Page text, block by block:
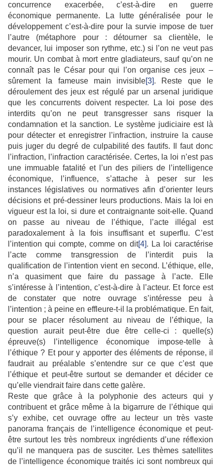
concurrence exacerbée, c’est-à-dire en guerre
économique permanente. La lutte généralisée pour le
développement c’est-à-dire pour la survie impose de tuer
l’autre (métaphore pour : détourner sa clientèle, le
devancer, lui imposer son rythme, etc.) si l’on ne veut pas
mourir. Un combat à mort entre gladiateurs, sauf qu’on ne
connaît pas le César pour qui l’on organise ces jeux –
sûrement la fameuse main invisible[3]. Reste que le
déroulement des jeux est régulé par un arsenal juridique
que les concurrents doivent respecter. La loi pose des
interdits qu’on ne peut transgresser sans risquer la
condamnation et la sanction. Le système judiciaire est là
pour détecter et enregistrer l’infraction, instruire la cause
puis juger du degré de culpabilité des fautifs. Il faut donc
l’infraction, l’infraction caractérisée. Certes, la loi n’est pas
une immuable fatalité et l’un des piliers de l’intelligence
économique, l’influence, s’attache à peser sur les
instances législatives ou normatives afin d’orienter leurs
décisions et pré-dessiner leurs productions. Mais la loi en
vigueur est la loi, si dure et contraignante soit-elle. Quand
on passe au niveau de l’éthique, l’acte illégal est
paradoxalement à la fois insuffisant et superflu. C’est
l’intention qui compte, comme on dit[4]. La loi caractérise
l’acte comme transgression de l’interdit puis la
qualification de l’intention vient en second. L’éthique, elle,
n’a quasiment que faire du passage à l’acte. Elle
s’intéresse à l’intention, c’est-à-dire à l’acteur. Et force est
de constater que notre ouvrage s’intéresse peu à
l’intention ; à peine en effleure-t-il la problématique. En fait,
pour se placer résolument au niveau de l’éthique, la
question aurait peut-être due être celle-ci : quelle(s)
épreuve(s) l’intelligence économique impose-telle à
l’éthique ? Et pour y apporter des éléments de réponse, il
faudrait au préalable s’entendre sur ce que c’est que
l’éthique et peut-être surtout se demander et décider ce
qu’elle viendrait faire dans cette galère.
Reste que grâce à la polyphonie des acteurs qui y
contribuent et grâce même à la bigarrure de l’éthique qui
s’y exhibe, cet ouvrage offre au lecteur un très vaste
panorama français de l’intelligence économique et peut-
être surtout les très nombreux ingrédients d’une réflexion
qu’il ne manquera pas de susciter. Les thèmes satellites
de l’intelligence économique traités ici sont nombreux qui